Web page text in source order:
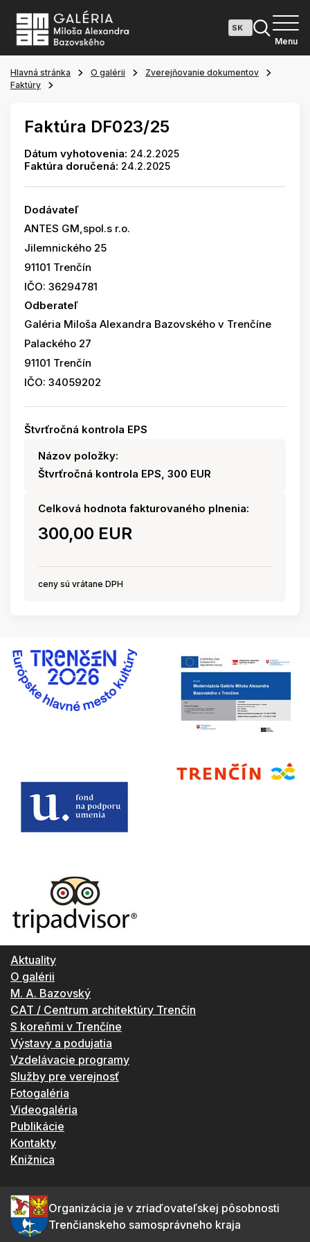
Menu
Hlavná stránka O galérii
Zverejňovanie dokumentov
Faktúry
Faktúra DF023/25
Dátum vyhotovenia: 24.2.2025
Faktúra doručená: 24.2.2025
Dodávateľ
ANTES GM,spol.s r.o.
Jilemnického 25
91101 Trenčín
IČO: 36294781
Odberateľ
Galéria Miloša Alexandra Bazovského v Trenčíne
Palackého 27
91101 Trenčín
IČO: 34059202
Štvrťročná kontrola EPS
Názov položky:
Štvrťročná kontrola EPS, 300 EUR
Celková hodnota fakturovaného plnenia:
300,00 EUR
ceny sú vrátane DPH
Aktuality
O galérii
M. A. Bazovský
CAT / Centrum architektúry Trenčín
S koreňmi v Trenčíne
Výstavy a podujatia
Vzdelávacie programy
Služby pre verejnosť
Fotogaléria
Videogaléria
Publikácie
Kontakty
Knižnica
Organizácia je v zriaďovateľskej pôsobnosti
Trenčianskeho samosprávneho kraja